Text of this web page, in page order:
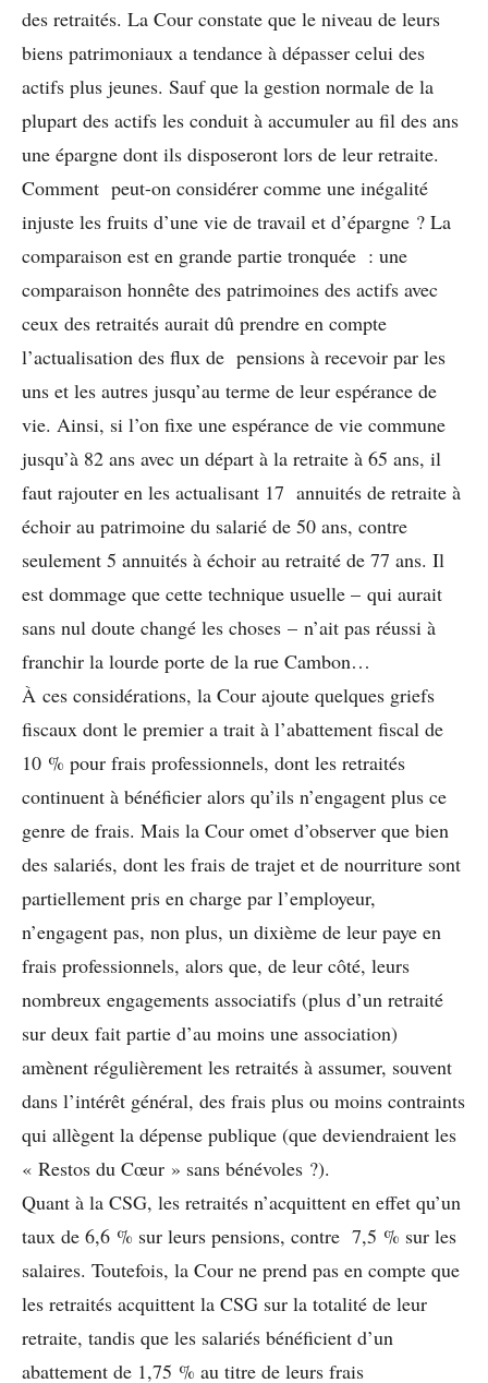
des retraités. La Cour constate que le niveau de leurs
biens patrimoniaux a tendance à dépasser celui des
actifs plus jeunes. Sauf que la gestion normale de la
plupart des actifs les conduit à accumuler au fil des ans
une épargne dont ils disposeront lors de leur retraite.
Comment peut-on considérer comme une inégalité
injuste les fruits d’une vie de travail et d’épargne ? La
comparaison est en grande partie tronquée : une
comparaison honnête des patrimoines des actifs avec
ceux des retraités aurait dû prendre en compte
l’actualisation des flux de pensions à recevoir par les
uns et les autres jusqu’au terme de leur espérance de
vie. Ainsi, si l’on fixe une espérance de vie commune
jusqu’à 82 ans avec un départ à la retraite à 65 ans, il
faut rajouter en les actualisant 17 annuités de retraite à
échoir au patrimoine du salarié de 50 ans, contre
seulement 5 annuités à échoir au retraité de 77 ans. Il
est dommage que cette technique usuelle – qui aurait
sans nul doute changé les choses – n’ait pas réussi à
franchir la lourde porte de la rue Cambon…
À ces considérations, la Cour ajoute quelques griefs
fiscaux dont le premier a trait à l’abattement fiscal de
10 % pour frais professionnels, dont les retraités
continuent à bénéficier alors qu’ils n’engagent plus ce
genre de frais. Mais la Cour omet d’observer que bien
des salariés, dont les frais de trajet et de nourriture sont
partiellement pris en charge par l’employeur,
n’engagent pas, non plus, un dixième de leur paye en
frais professionnels, alors que, de leur côté, leurs
nombreux engagements associatifs (plus d’un retraité
sur deux fait partie d’au moins une association)
amènent régulièrement les retraités à assumer, souvent
dans l’intérêt général, des frais plus ou moins contraints
qui allègent la dépense publique (que deviendraient les
« Restos du Cœur » sans bénévoles ?).
Quant à la CSG, les retraités n’acquittent en effet qu’un
taux de 6,6 % sur leurs pensions, contre 7,5 % sur les
salaires. Toutefois, la Cour ne prend pas en compte que
les retraités acquittent la CSG sur la totalité de leur
retraite, tandis que les salariés bénéficient d’un
abattement de 1,75 % au titre de leurs frais